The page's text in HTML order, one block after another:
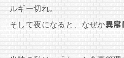
ルギー切れ。
そして夜になると、なぜか異常